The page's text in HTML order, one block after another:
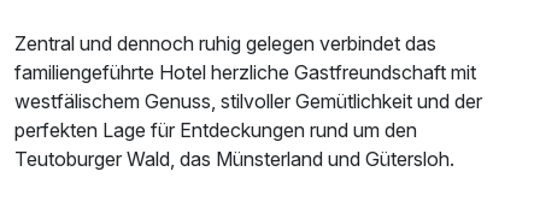
Zusatznächte
Für 8 Tage p.P. ab456,75 €
Zentral und dennoch ruhig gelegen verbindet das
familiengeführte Hotel herzliche Gastfreundschaft mit
westfälischem Genuss, stilvoller Gemütlichkeit und der
perfekten Lage für Entdeckungen rund um den
Teutoburger Wald, das Münsterland und Gütersloh.